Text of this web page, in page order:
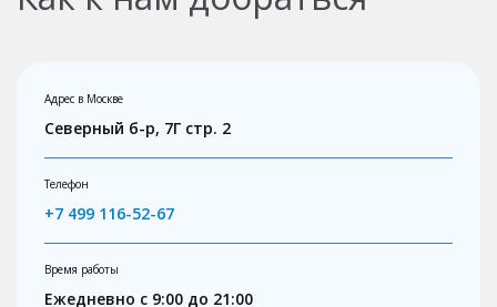
Адрес в Москве
Северный б-р, 7Г стр. 2
Телефон
+7 499 116-52-67
Время работы
Ежедневно с 9:00 до 21:00